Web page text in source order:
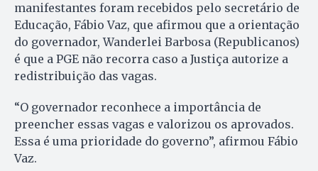
manifestantes foram recebidos pelo secretário de
Educação, Fábio Vaz, que afirmou que a orientação
do governador, Wanderlei Barbosa (Republicanos)
é que a PGE não recorra caso a Justiça autorize a
redistribuição das vagas.
“O governador reconhece a importância de
preencher essas vagas e valorizou os aprovados.
Essa é uma prioridade do governo”, afirmou Fábio
Vaz.